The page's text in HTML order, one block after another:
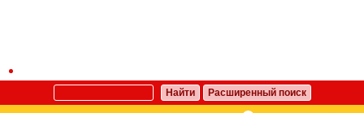
Найти Расширенный поиск